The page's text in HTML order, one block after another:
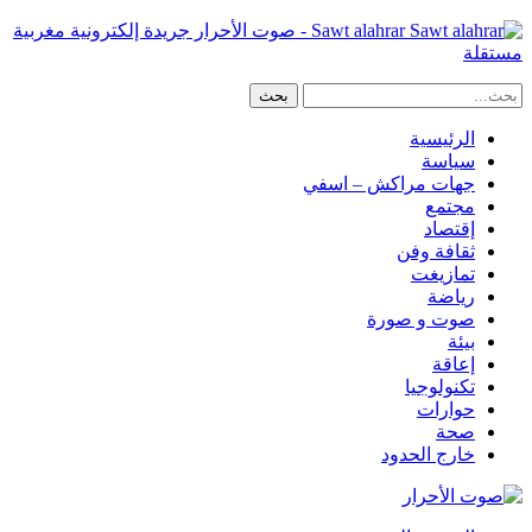
Sawt alahrar - صوت الأحرار جريدة إلكترونية مغربية
مستقلة
الرئيسية
سياسة
جهات مراكش – اسفي
مجتمع
إقتصاد
ثقافة وفن
تمازيغت
رياضة
صوت و صورة
بيئة
إعاقة
تكنولوجيا
حوارات
صحة
خارج الحدود